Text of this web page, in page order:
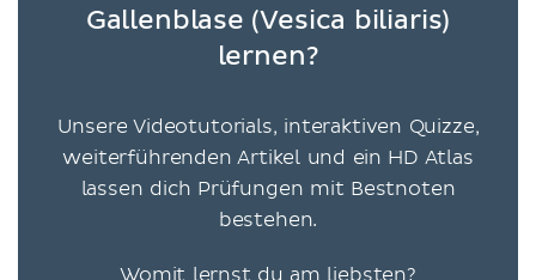
Gallenblase (Vesica biliaris)
lernen?
Unsere Videotutorials, interaktiven Quizze,
weiterführenden Artikel und ein HD Atlas
lassen dich Prüfungen mit Bestnoten
bestehen.
Womit lernst du am liebsten?